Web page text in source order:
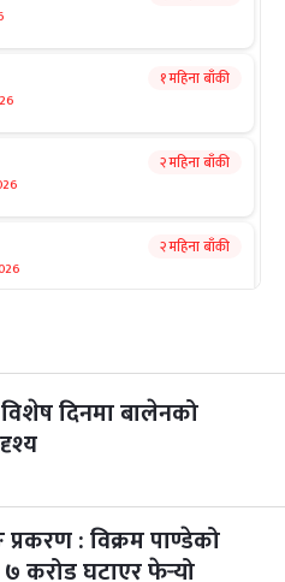
१ महिना बाँकी
२ महिना बाँकी
२ महिना बाँकी
२ महिना बाँकी
दिनमा बालेनको
प्रकरण : विक्रम पाण्डेको
करोड घटाएर फेर्‍यो